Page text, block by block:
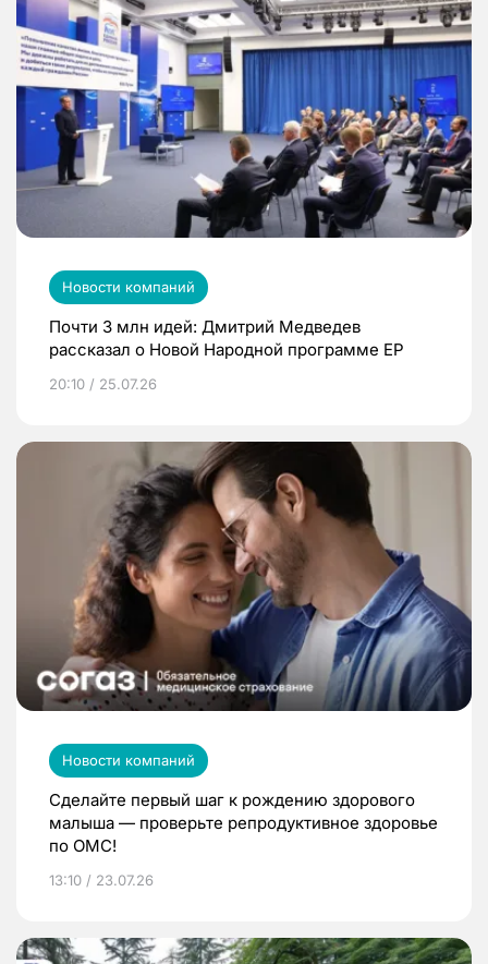
Новости компаний
Почти 3 млн идей: Дмитрий Медведев
рассказал о Новой Народной программе ЕР
20:10 / 25.07.26
Новости компаний
Сделайте первый шаг к рождению здорового
малыша — проверьте репродуктивное здоровье
по ОМС!
13:10 / 23.07.26